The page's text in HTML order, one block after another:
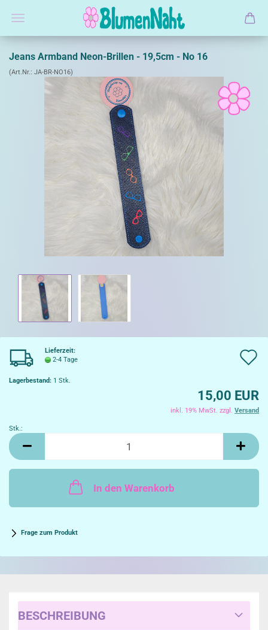
Jeans Armband Neon-Brillen - 19,5cm - No 16
(Art.Nr.: JA-BR-NO16)
Lieferzeit:
2-4 Tage
Lagerbestand: 1 Stk.
15,00 EUR
inkl. 19% MwSt. zzgl. Versand
Stk.:
Stk.
In den Warenkorb
Frage zum Produkt
BESCHREIBUNG